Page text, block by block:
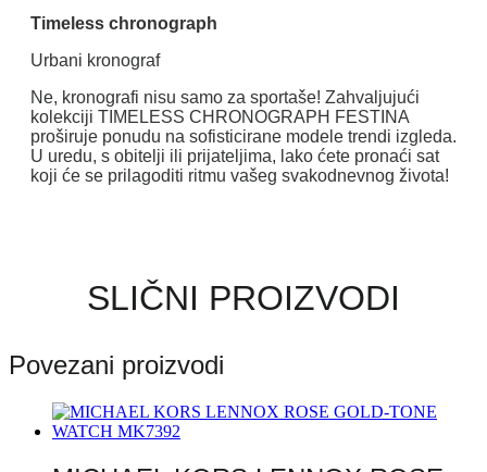
Timeless chronograph
Urbani kronograf
Ne, kronografi nisu samo za sportaše! Zahvaljujući
kolekciji TIMELESS CHRONOGRAPH FESTINA
proširuje ponudu na sofisticirane modele trendi izgleda.
U uredu, s obitelji ili prijateljima, lako ćete pronaći sat
koji će se prilagoditi ritmu vašeg svakodnevnog života!
SLIČNI PROIZVODI
Povezani proizvodi